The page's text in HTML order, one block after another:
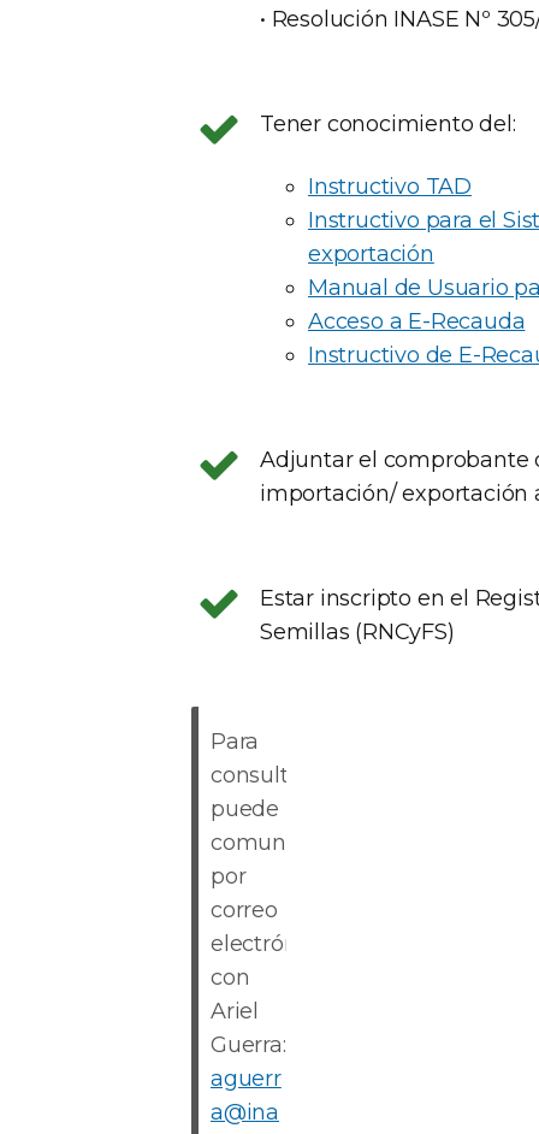
• Resolución INASE Nº
Tener conocimiento del:
Instructivo TAD
Instructivo para el
exportación
Manual de Usuario
Acceso a E-Recauda
Instructivo de E-
Adjuntar el comprobante
importación/ exportación
Estar inscripto en el
Semillas (RNCyFS)
Para
consultas
puede
comunicarse
por
correo
electrónico
con
Ariel
Guerra:
aguerr
a@ina